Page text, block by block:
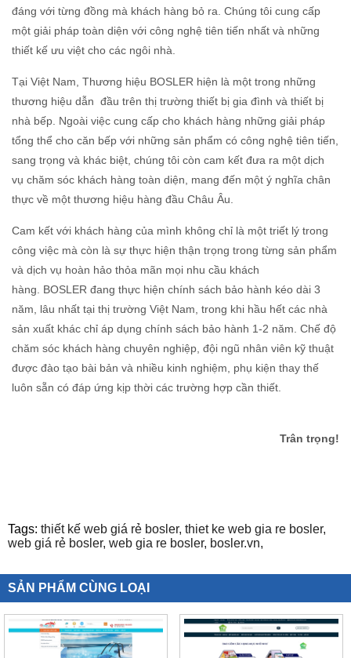
đáng với từng đồng mà khách hàng bỏ ra. Chúng tôi cung cấp
một giải pháp toàn diện với công nghệ tiên tiến nhất và những
thiết kế ưu việt cho các ngôi nhà.
Tại Việt Nam, Thương hiệu BOSLER hiện là một trong những
thương hiệu dẫn đầu trên thị trường thiết bị gia đình và thiết bị
nhà bếp. Ngoài việc cung cấp cho khách hàng những giải pháp
tổng thể cho căn bếp với những sản phẩm có công nghệ tiên tiến,
sang trọng và khác biệt, chúng tôi còn cam kết đưa ra một dịch
vụ chăm sóc khách hàng toàn diện, mang đến một ý nghĩa chân
thực về một thương hiệu hàng đầu Châu Âu.
Cam kết với khách hàng của mình không chỉ là một triết lý trong
công việc mà còn là sự thực hiện thận trọng trong từng sản phẩm
và dịch vụ hoàn hảo thỏa mãn mọi nhu cầu khách
hàng. BOSLER đang thực hiện chính sách bảo hành kéo dài 3
năm, lâu nhất tại thị trường Việt Nam, trong khi hầu hết các nhà
sản xuất khác chỉ áp dụng chính sách bảo hành 1-2 năm. Chế độ
chăm sóc khách hàng chuyên nghiệp, đội ngũ nhân viên kỹ thuật
được đào tạo bài bản và nhiều kinh nghiệm, phụ kiện thay thế
luôn sẵn có đáp ứng kịp thời các trường hợp cần thiết.
Trân trọng!
Tags: thiết kế web giá rẻ bosler, thiet ke web gia re bosler,
web giá rẻ bosler, web gia re bosler, bosler.vn,
SẢN PHẨM CÙNG LOẠI